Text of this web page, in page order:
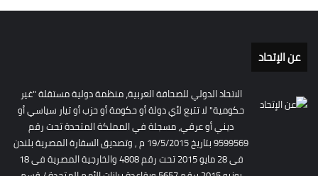
عن الإتحاد
الاتحاد الدولي للصحافة العربية، منظمة دولية مستقلة "غير
حكومية" لا تتبع لأي دولة أو حكومة أو حزب أو تيار سياسي أو
ديني أو عرقي، مسجلة في المملكة المتحدة تحت رقم
9599569 بتاريخ 19/5/2015 م , وتصديق السفارة المصرية بلندن
فى 28 مايو 2015 تحت رقم 4808 والخارجية المصرية فى 18